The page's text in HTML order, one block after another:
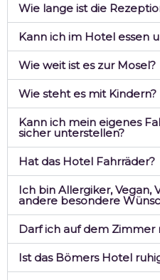
Wie lange ist die
Kann ich im Hotel essen
Wie weit ist es zur Mosel?
Wie steht es mit Kindern?
Kann ich mein eigenes
sicher unterstellen?
Hat das Hotel Fahrräder?
Ich bin Allergiker, Vegan,
andere besondere
Darf ich auf dem Zimmer
Ist das Bömers Hotel